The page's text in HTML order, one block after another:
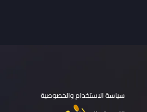
سياسة الاستخدام والخصوصية